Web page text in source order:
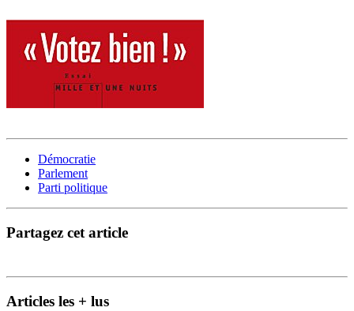
Démocratie
Parlement
Parti politique
Partagez cet article
Articles les + lus